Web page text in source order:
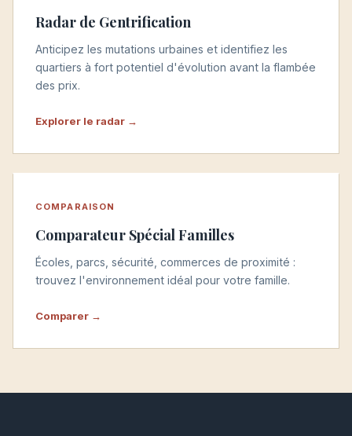
Radar de Gentrification
Anticipez les mutations urbaines et identifiez les
quartiers à fort potentiel d'évolution avant la flambée
des prix.
Explorer le radar →
COMPARAISON
Comparateur Spécial Familles
Écoles, parcs, sécurité, commerces de proximité :
trouvez l'environnement idéal pour votre famille.
Comparer →